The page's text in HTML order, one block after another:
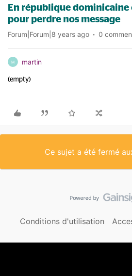
En république
pour perdre nos message
Forum|Forum|8 years ago 0
M martin
(empty)
Ce sujet a été fermé
Conditions d'utilisation